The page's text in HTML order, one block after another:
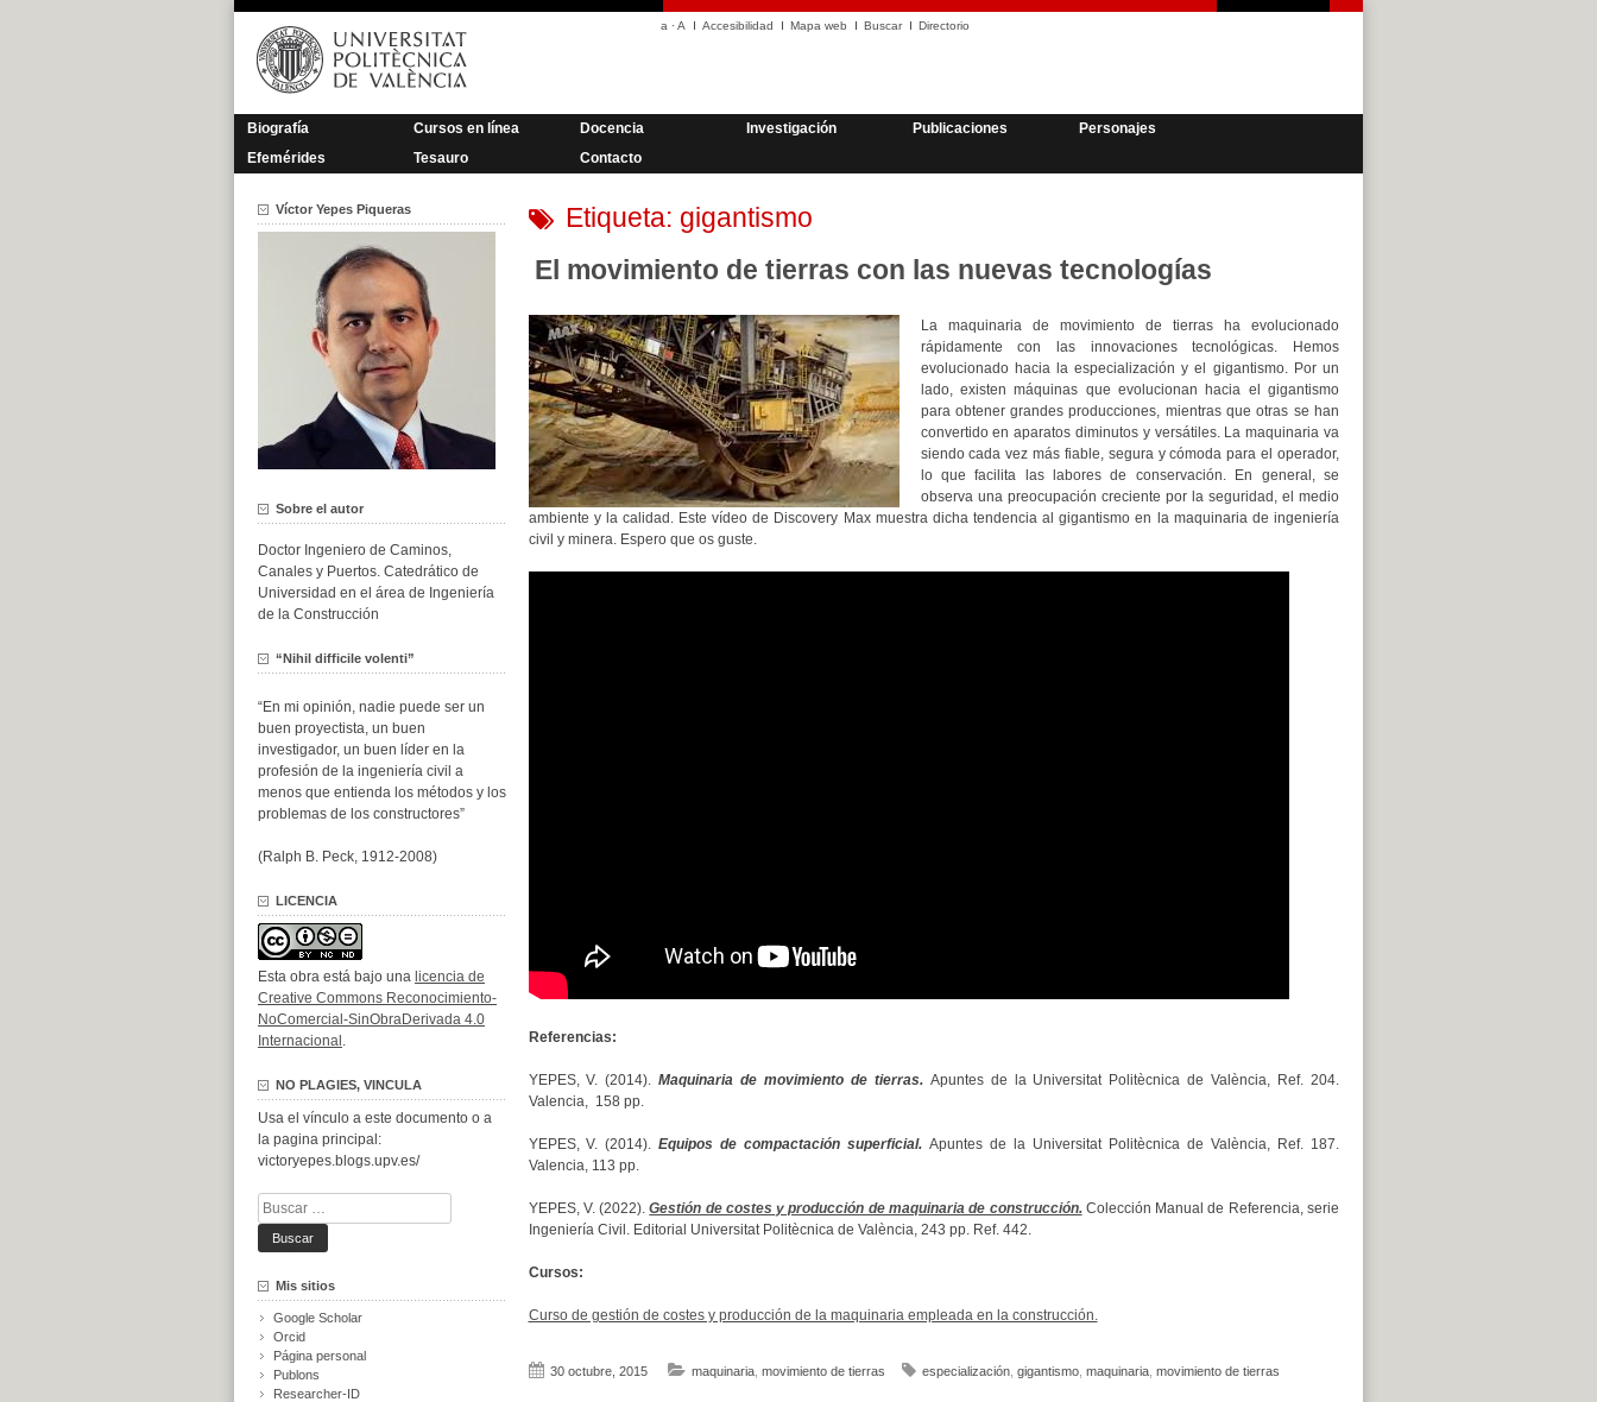
Saltar
contenido
a ·A Accesibilidad Mapa web Buscar Directorio
Biografía Cursos en línea Docencia Investigación Publicaciones
Personajes
Efemérides
Tesauro Contacto
Etiqueta: gigantismo
El movimiento de tierras con las nuevas tecnologías
La maquinaria de movimiento de tierras ha evolucionado
rápidamente con las innovaciones tecnológicas. Hemos
evolucionado hacia la especialización y el gigantismo. Por un
lado, existen máquinas que evolucionan hacia el gigantismo
para obtener grandes producciones, mientras que otras se han
convertido en aparatos diminutos y versátiles. La maquinaria va
siendo cada vez más fiable, segura y cómoda para el operador,
lo que facilita las labores de conservación. En general, se
observa una preocupación creciente por la seguridad, el medio
ambiente y la calidad. Este vídeo de Discovery Max muestra dicha tendencia al gigantismo en la maquinaria de ingeniería
civil y minera. Espero que os guste.
Referencias:
YEPES, V. (2014).Maquinaria de movimiento de tierras.Apuntes de la Universitat Politècnica de València, Ref. 204.
Valencia, 158 pp.
YEPES, V. (2014).Equipos de compactación superficial. Apuntes de la Universitat Politècnica de València, Ref. 187.
Valencia, 113 pp.
YEPES, V. (2022).Gestión de costes y producción de maquinaria de construcción.Colección Manual de Referencia, serie
Ingeniería Civil. Editorial Universitat Politècnica de València, 243 pp. Ref. 442.
Cursos:
Curso de gestión de costes y producción de la maquinaria empleada en la construcción.
30 octubre, 2015 maquinaria, movimiento de tierras especialización, gigantismo, maquinaria, movimiento de tierras
Víctor Yepes Piqueras
Sobre el autor
Doctor Ingeniero de Caminos,
Canales y Puertos. Catedrático de
Universidad en el área de Ingeniería
de la Construcción
“Nihil difficile volenti”
“En mi opinión, nadie puede ser un
buen proyectista, un buen
investigador, un buen líder en la
profesión de la ingeniería civil a
menos que entienda los métodos y los
problemas de los constructores”
(Ralph B. Peck, 1912-2008)
LICENCIA
Esta obra está bajo una licencia de
Creative Commons Reconocimiento-
NoComercial-SinObraDerivada 4.0
Internacional .
NO PLAGIES, VINCULA
Usa el vínculo a este documento o a
la pagina principal:
victoryepes.blogs.upv.es/
Buscar:
Mis sitios
Google Scholar
Orcid
Página personal
Publons
Researcher-ID